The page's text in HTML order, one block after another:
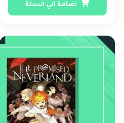
اضافة الي السلة